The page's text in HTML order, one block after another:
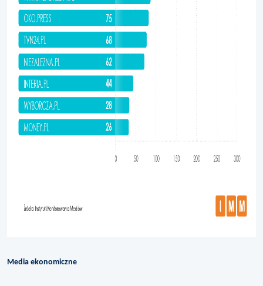
Media ekonomiczne